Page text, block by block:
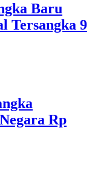
Baru
Tersangka 9
Rp